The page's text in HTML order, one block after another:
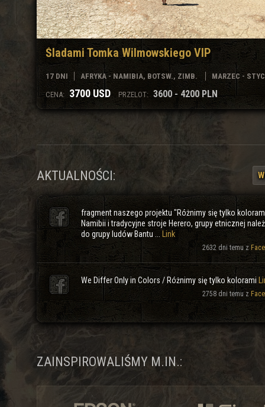
Śladami Tomka Wilmowskiego VIP
17 DNI AFRYKA - NAMIBIA, BOTSW., ZIMB. MARZEC -
CENA: 3700 USD PRZELOT: 3600 - 4200 PLN
AKTUALNOŚCI:
fragment naszego projektu "Różnimy się tylko
Namibii i tradycyjne stroje Herero, grupy etnicznej
do grupy ludów Bantu ...
Link
2632 dni temu z
We Differ Only in Colors / Różnimy się tylko kolorami
2758 dni temu z
ZAINSPIROWALIŚMY M.IN.: